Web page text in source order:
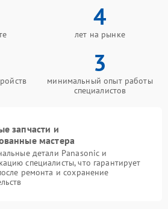
4
лет на рынке
3
минимальный опыт работы
специалистов
запчасти и
мастера
детали Panasonic и
специалисты, что гарантирует
ремонта и сохранение